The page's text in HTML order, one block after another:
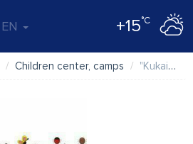
EN +15°C
Children center, camps "Kukaiņi" Bērnu studija, ballītes bērniem